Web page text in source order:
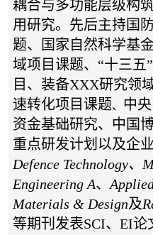
耦合与多功能层级构
用研究。先后主持国
题、国家自然科学基
域项目课题、 “十三五
目、装备XXX研究领
速转化项目课题、
中
资金基础研究、 中国
重点研发计划以及企
Defence Technology、
Engineering A、
Materials & Design及
等期刊发表SCI、 EI论